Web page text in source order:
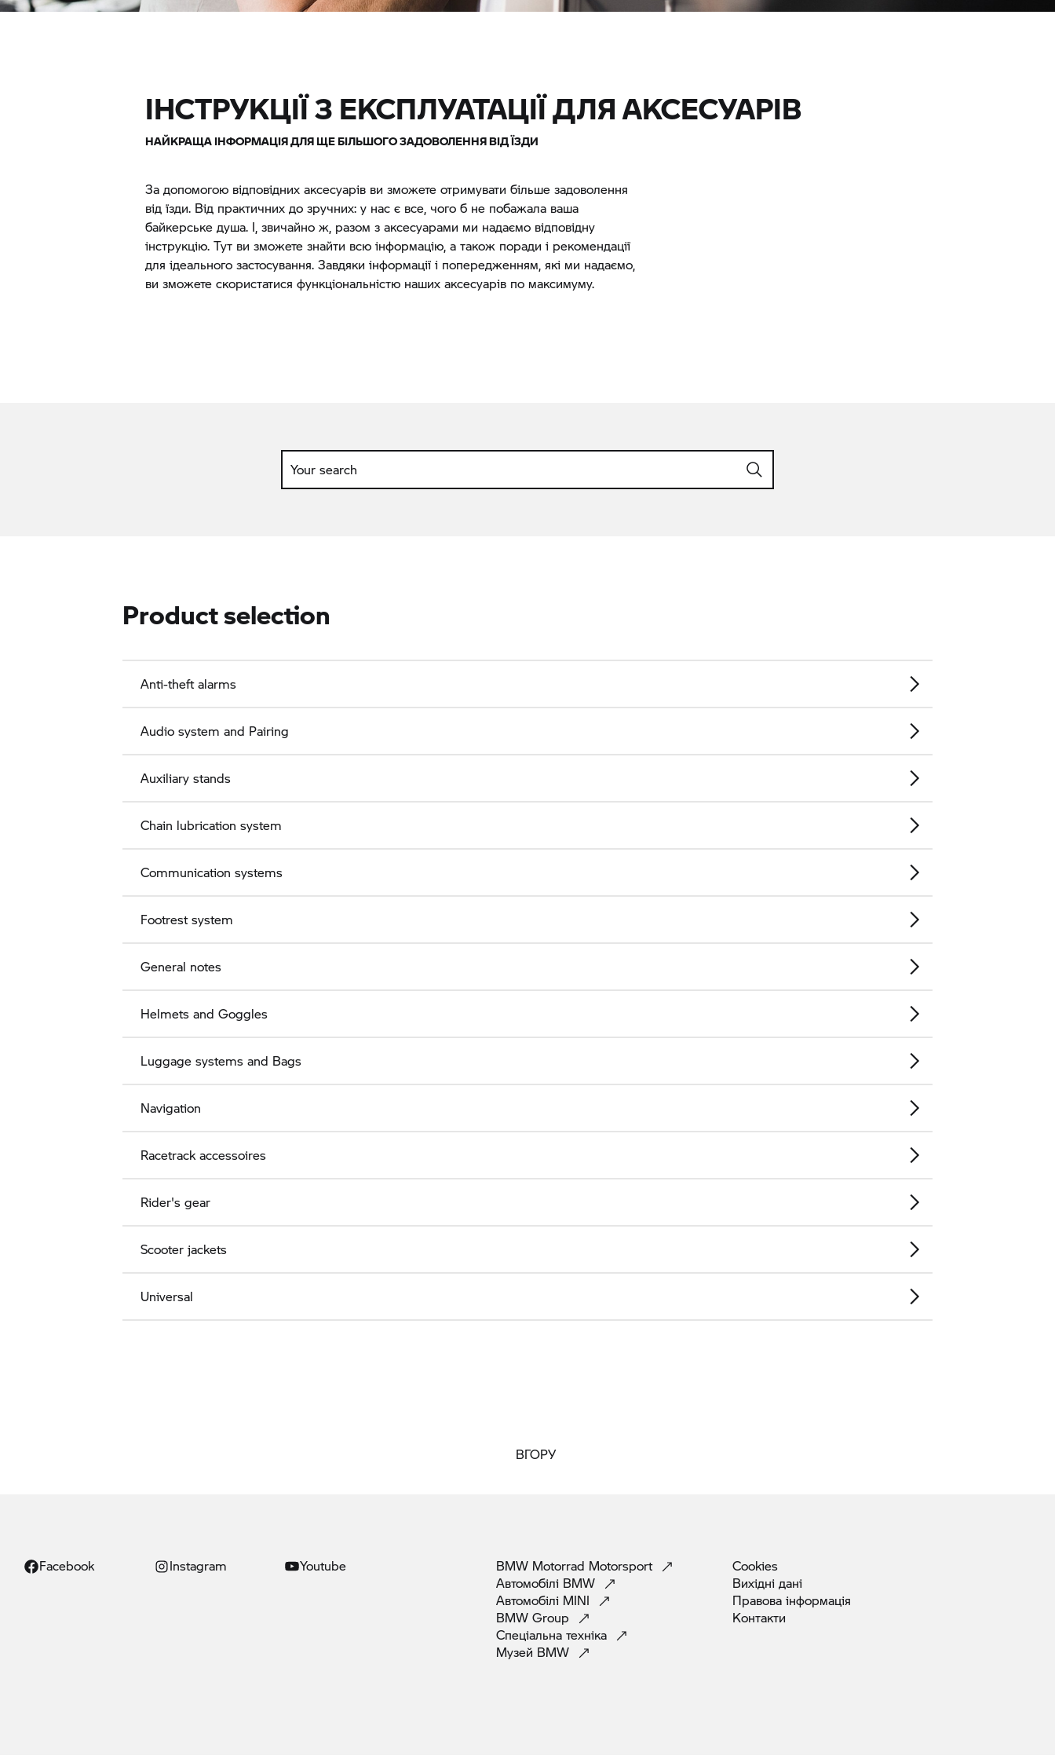
ІНСТРУКЦІЇ З ЕКСПЛУАТАЦІЇ ДЛЯ АКСЕСУАРІВ
НАЙКРАЩА ІНФОРМАЦІЯ ДЛЯ ЩЕ БІЛЬШОГО ЗАДОВОЛЕННЯ ВІД ЇЗДИ
За допомогою відповідних аксесуарів ви зможете отримувати більше задоволення
від їзди. Від практичних до зручних: у нас є все, чого б не побажала ваша
байкерське душа. І, звичайно ж, разом з аксесуарами ми надаємо відповідну
інструкцію. Тут ви зможете знайти всю інформацію, а також поради і рекомендації
для ідеального застосування. Завдяки інформації і попередженням, які ми надаємо,
ви зможете скористатися функціональністю наших аксесуарів по максимуму.
ВГОРУ
Facebook Instagram Youtube BMW Motorrad Motorsport
Автомобілі BMW
Автомобілі MINI
BMW Group
Спеціальна техніка
Музей BMW
Cookies
Вихідні дані
Правова інформація
Контакти